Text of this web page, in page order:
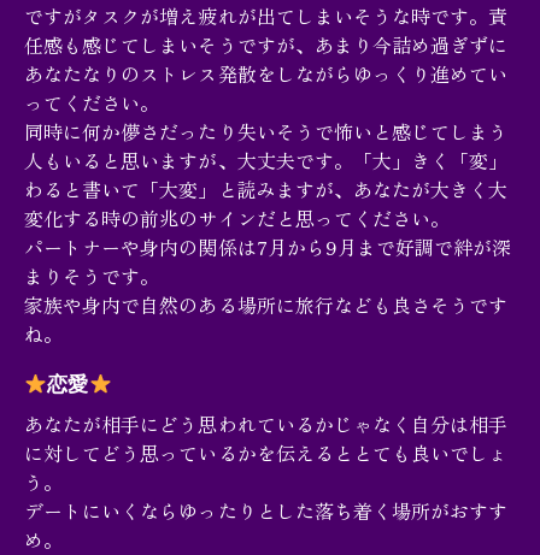
ですがタスクが増え疲れが出てしまいそうな時です。責
任感も感じてしまいそうですが、あまり今詰め過ぎずに
あなたなりのストレス発散をしながらゆっくり進めてい
ってください。
同時に何か儚さだったり失いそうで怖いと感じてしまう
人もいると思いますが、大丈夫です。「大」きく「変」
わると書いて「大変」と読みますが、あなたが大きく大
変化する時の前兆のサインだと思ってください。
パートナーや身内の関係は7月から9月まで好調で絆が深
まりそうです。
家族や身内で自然のある場所に旅行なども良さそうです
ね。
恋愛
あなたが相手にどう思われているかじゃなく自分は相手
に対してどう思っているかを伝えるととても良いでしょ
う。
デートにいくならゆったりとした落ち着く場所がおすす
め。